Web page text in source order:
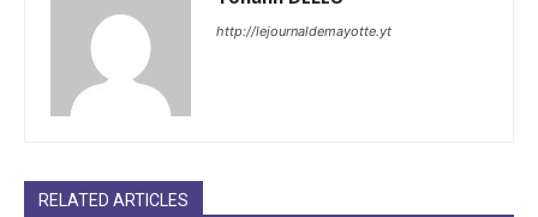
http://lejournaldemayotte.yt
RELATED ARTICLES